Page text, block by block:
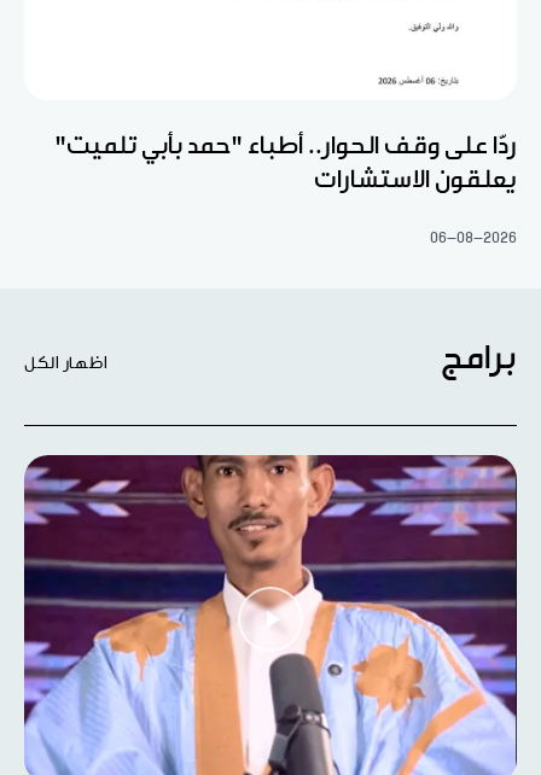
ردّا على وقف الحوار.. أطباء "حمد بأبي تلميت"
يعلقون الاستشارات
06-08-2026
برامج اظهار الكل